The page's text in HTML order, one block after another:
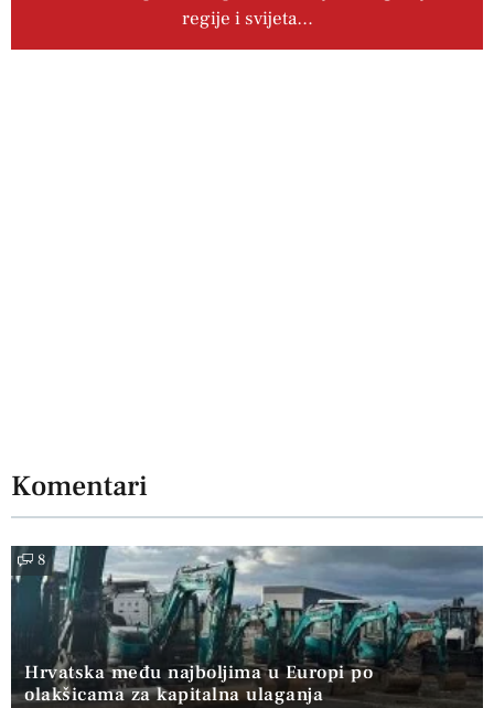
regije i svijeta…
Komentari
8
Hrvatska među najboljima u Europi po
olakšicama za kapitalna ulaganja